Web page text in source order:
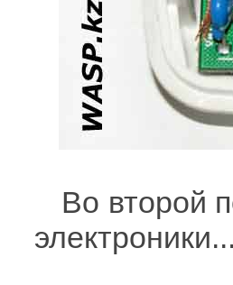
Во второй
электроники...